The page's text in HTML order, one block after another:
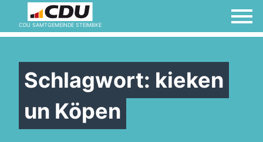
CDU SAMTGEMEINDE STEIMBKE
Schlagwort: kieken
un Köpen